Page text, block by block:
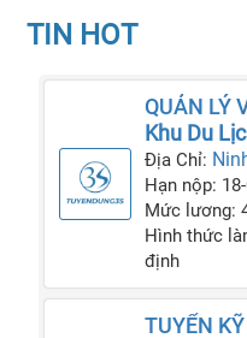
TIN HOT
QUẢN LÝ
Khu Du
Địa Chỉ:
Hạn nộp:
Mức lương:
Hình thức
định
TUYỂN